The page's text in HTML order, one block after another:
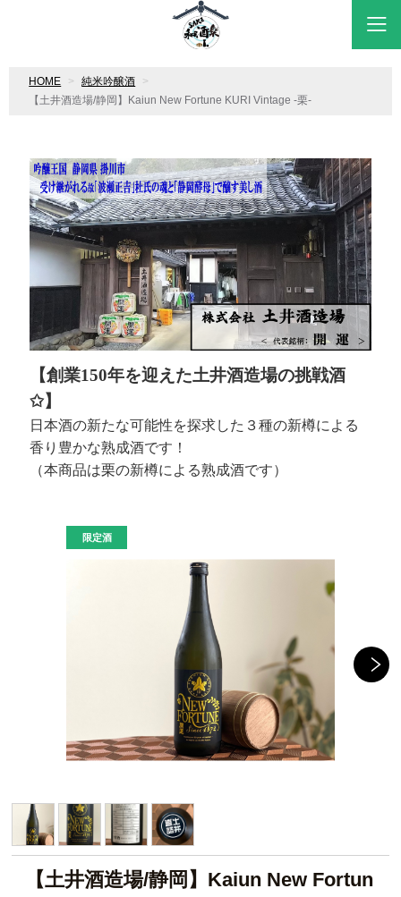
HOME
純米吟醸酒
【土井酒造場/静岡】Kaiun New Fortune KURI Vintage -栗-
【創業150年を迎えた土井酒造場の挑戦酒
✩】
日本酒の新たな可能性を探求した３種の新樽による
香り豊かな熟成酒です！
（本商品は栗の新樽による熟成酒です）
【土井酒造場/静岡】Kaiun New Fortun